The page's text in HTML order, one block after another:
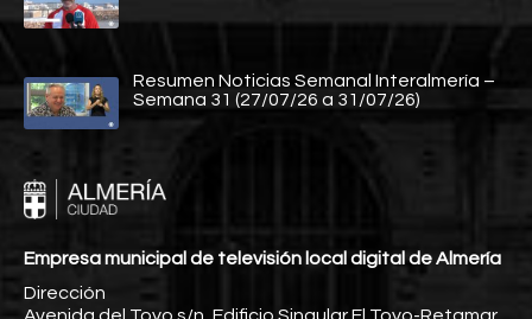
Resumen Noticias Semanal Interalmería –
Semana 31 (27/07/26 a 31/07/26)
Empresa municipal de televisión local digital de Almería
Dirección